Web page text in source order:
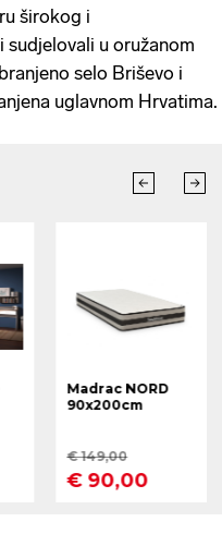
širokog i
sudjelovali u oružanom
selo Briševo i
uglavnom Hrvatima.